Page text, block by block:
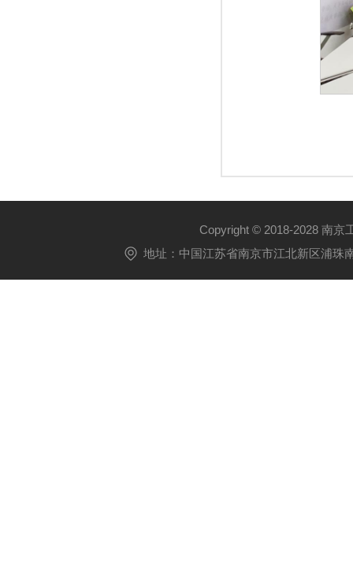
Copyright © 2018-2028 南京
地址：中国江苏省南京市江北新区浦珠